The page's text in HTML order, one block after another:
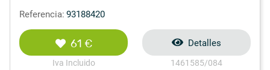
Referencia: 93188420
61 €
Iva Incluido
Detalles
1461585/084